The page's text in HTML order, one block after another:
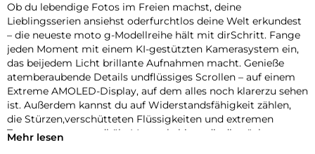
Ob du lebendige Fotos im Freien machst, deine
Lieblingsserien ansiehst oderfurchtlos deine Welt erkundest
– die neueste moto g-Modellreihe hält mit dirSchritt. Fange
jeden Moment mit einem KI-gestützten Kamerasystem ein,
das beijedem Licht brillante Aufnahmen macht. Genieße
atemberaubende Details undflüssiges Scrollen – auf einem
Extreme AMOLED-Display, auf dem alles noch klarerzu sehen
ist. Außerdem kannst du auf Widerstandsfähigkeit zählen,
die Stürzen,verschütteten Flüssigkeiten und extremen
Temperaturen standhält. Motorola bietetdir die nächste
Mehr lesen